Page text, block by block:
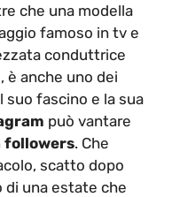
che una modella
famoso in tv e
conduttrice
è anche uno dei
fascino e la sua
può vantare
followers. Che
scatto dopo
di una estate che